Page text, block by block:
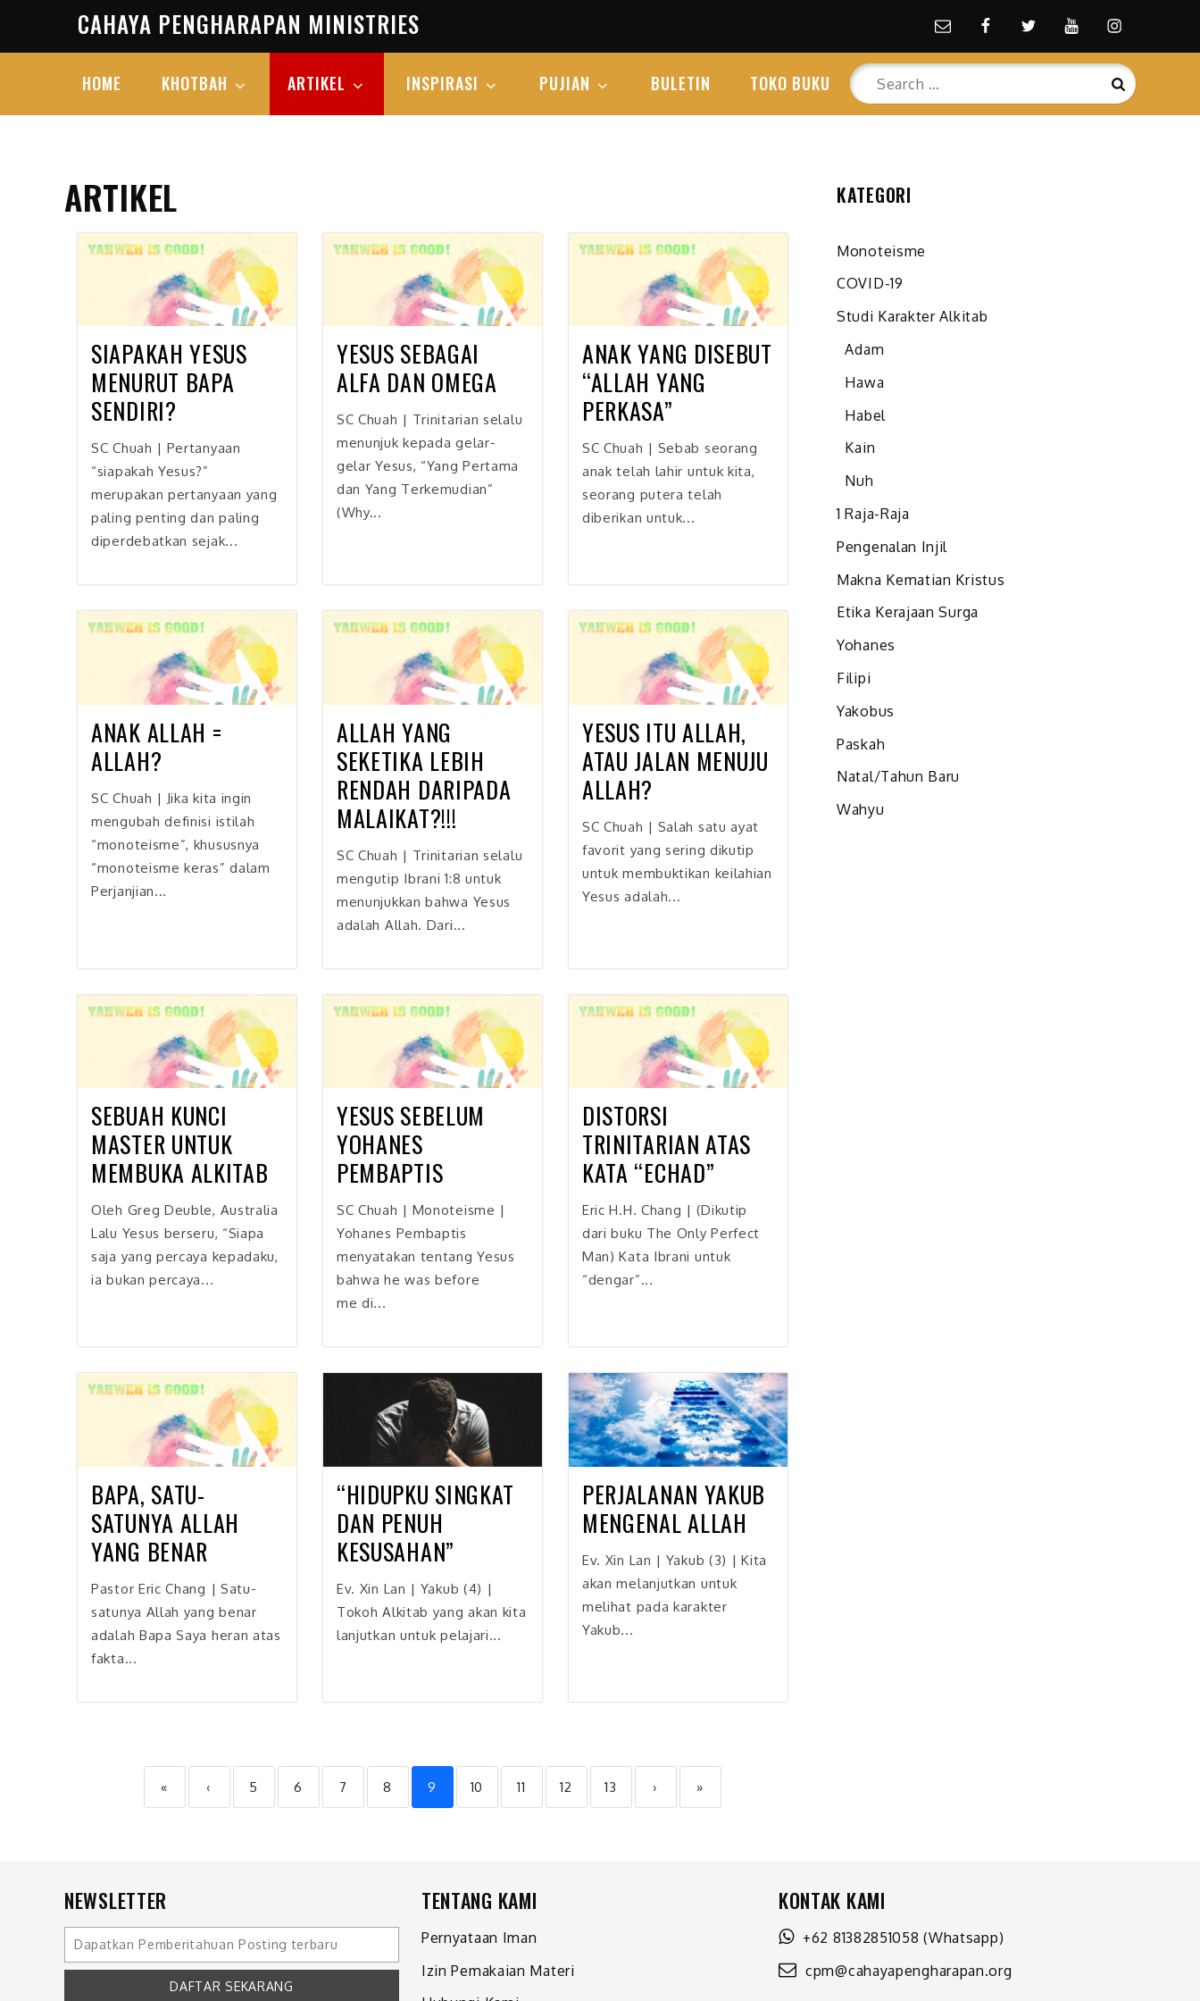
content
CAHAYA PENGHARAPAN MINISTRIES Email facebookTwitterYoutubeInstagram
HOME KHOTBAH ARTIKEL INSPIRASI PUJIAN BULETIN TOKO BUKU
Search
for:
Search
ARTIKEL
SIAPAKAH YESUS
MENURUT BAPA
SENDIRI?
SC Chuah | Pertanyaan
“siapakah Yesus?”
merupakan pertanyaan yang
paling penting dan paling
diperdebatkan sejak...
YESUS SEBAGAI
ALFA DAN OMEGA
SC Chuah | Trinitarian selalu
menunjuk kepada gelar-
gelar Yesus, “Yang Pertama
dan Yang Terkemudian”
(Why...
ANAK YANG DISEBUT
“ALLAH YANG
PERKASA”
SC Chuah | Sebab seorang
anak telah lahir untuk kita,
seorang putera telah
diberikan untuk...
ANAK ALLAH =
ALLAH?
SC Chuah | Jika kita ingin
mengubah definisi istilah
“monoteisme”, khususnya
“monoteisme keras” dalam
Perjanjian...
ALLAH YANG
SEKETIKA LEBIH
RENDAH DARIPADA
MALAIKAT?!!!
SC Chuah | Trinitarian selalu
mengutip Ibrani 1:8 untuk
menunjukkan bahwa Yesus
adalah Allah. Dari...
YESUS ITU ALLAH,
ATAU JALAN MENUJU
ALLAH?
SC Chuah | Salah satu ayat
favorit yang sering dikutip
untuk membuktikan keilahian
Yesus adalah...
SEBUAH KUNCI
MASTER UNTUK
MEMBUKA ALKITAB
Oleh Greg Deuble, Australia
Lalu Yesus berseru, “Siapa
saja yang percaya kepadaku,
ia bukan percaya...
YESUS SEBELUM
YOHANES
PEMBAPTIS
SC Chuah | Monoteisme |
Yohanes Pembaptis
menyatakan tentang Yesus
bahwa he was before
me di...
DISTORSI
TRINITARIAN ATAS
KATA “ECHAD”
Eric H.H. Chang | (Dikutip
dari buku The Only Perfect
Man) Kata Ibrani untuk
“dengar”...
BAPA, SATU-
SATUNYA ALLAH
YANG BENAR
Pastor Eric Chang | Satu-
satunya Allah yang benar
adalah Bapa Saya heran atas
fakta...
“HIDUPKU SINGKAT
DAN PENUH
KESUSAHAN”
Ev. Xin Lan | Yakub (4) |
Tokoh Alkitab yang akan kita
lanjutkan untuk pelajari...
PERJALANAN YAKUB
MENGENAL ALLAH
Ev. Xin Lan | Yakub (3) | Kita
akan melanjutkan untuk
melihat pada karakter
Yakub...
« ‹ 5 6 7 8 9 10 11 12 13 › »
KATEGORI
Monoteisme
COVID-19
Studi Karakter Alkitab
Adam
Hawa
Habel
Kain
Nuh
1 Raja-Raja
Pengenalan Injil
Makna Kematian Kristus
Etika Kerajaan Surga
Yohanes
Filipi
Yakobus
Paskah
Natal/Tahun Baru
Wahyu
NEWSLETTER TENTANG KAMI
Pernyataan Iman
Izin Pemakaian Materi
KONTAK KAMI
+62 81382851058 (Whatsapp)
cpm@cahayapengharapan.org